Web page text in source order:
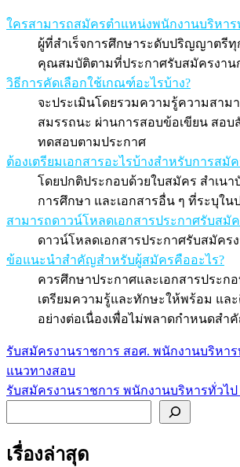
ใครสามารถสมัครตำแหน่งพนักงานบริหาร
ผู้ที่สำเร็จการศึกษาระดับปริญญาตรี
คุณสมบัติตามที่ประกาศรับสมัครงาน
วิธีการคัดเลือกใช้เกณฑ์อะไรบ้าง?
จะประเมินโดยรวมความรู้ความสาม
สมรรถนะ ผ่านการสอบข้อเขียน สอ
ทดสอบตามประกาศ
ต้องเตรียมเอกสารอะไรบ้างสำหรับการสมัค
โดยปกติประกอบด้วยใบสมัคร สำเน
การศึกษา และเอกสารอื่น ๆ ที่ระบุใน
สามารถดาวน์โหลดเอกสารประกาศรับสมั
ดาวน์โหลดเอกสารประกาศรับสมัคร
ข้อแนะนำสำคัญสำหรับผู้สมัครคืออะไร?
ควรศึกษาประกาศและเอกสารประกอ
เตรียมความรู้และทักษะให้พร้อม แล
อย่างต่อเนื่องเพื่อไม่พลาดกำหนดสำ
แนะแนว
เรื่อง
รับสมัครงานราชการ สอศ. พนักงานบริหา
แนวทางสอบ
รับสมัครงานราชการ พนักงานบริหารทั่วไป
เรื่องล่าสุด